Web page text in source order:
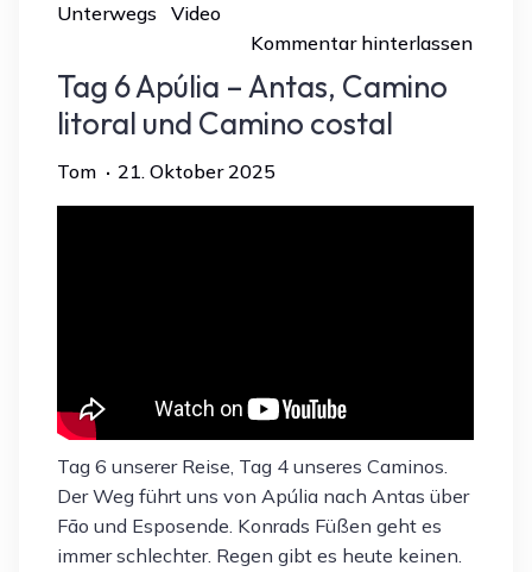
Unterwegs
Video
Kommentar hinterlassen
Tag 6 Apúlia – Antas, Camino
litoral und Camino costal
Tom 21. Oktober 2025
Tag 6 unserer Reise, Tag 4 unseres Caminos.
Der Weg führt uns von Apúlia nach Antas über
Fāo und Esposende. Konrads Füßen geht es
immer schlechter. Regen gibt es heute keinen.